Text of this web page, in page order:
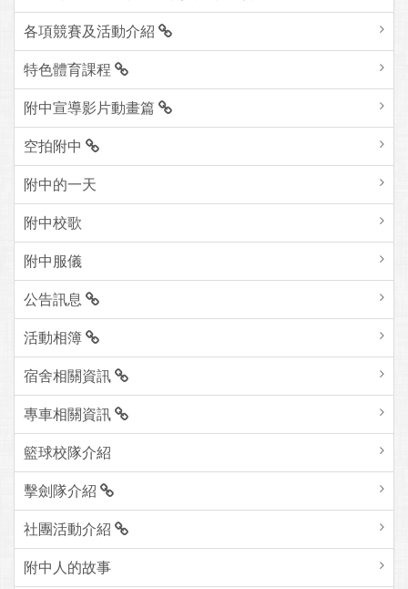
各項競賽及活動介紹
特色體育課程
附中宣導影片動畫篇
空拍附中
附中的一天
附中校歌
附中服儀
公告訊息
活動相簿
宿舍相關資訊
專車相關資訊
籃球校隊介紹
擊劍隊介紹
社團活動介紹
附中人的故事